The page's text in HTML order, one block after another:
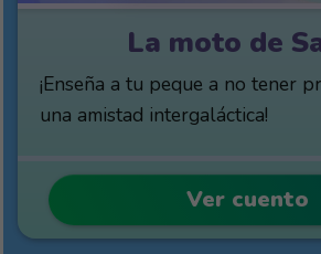
La moto de
¡Enseña a tu peque a no tener
una amistad intergaláctica!
Ver cuento